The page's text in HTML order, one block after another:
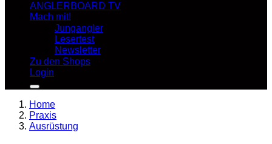
ANGLERBOARD TV
Mach mit!
Jungangler
Lesertest
Newsletter
Zu den Shops
Login
Home
Praxis
Ausrüstung